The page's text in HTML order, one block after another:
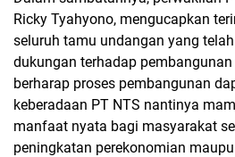
Ricky Tyahyono, mengucapkan
seluruh tamu undangan yang
dukungan terhadap
berharap proses pembangunan
keberadaan PT NTS nantinya
manfaat nyata bagi masyarakat
peningkatan perekonomian